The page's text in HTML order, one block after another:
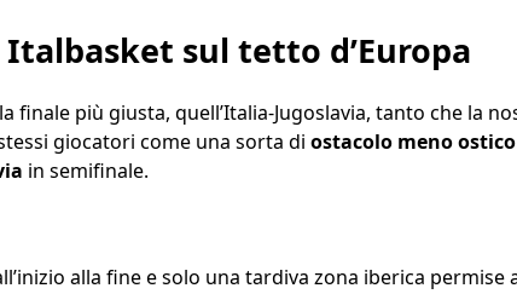
Italbasket sul tetto d’Europa
finale più giusta, quell’Italia-Jugoslavia, tanto che la
giocatori come una sorta di ostacolo meno
in semifinale.
alla fine e solo una tardiva zona iberica permise